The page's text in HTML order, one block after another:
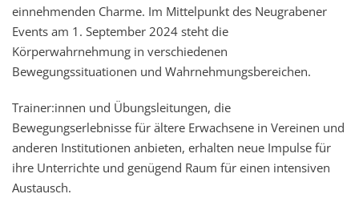
einnehmenden Charme. Im Mittelpunkt des Neugrabener
Events am 1. September 2024 steht die
Körperwahrnehmung in verschiedenen
Bewegungssituationen und Wahrnehmungsbereichen.
Trainer:innen und Übungsleitungen, die
Bewegungserlebnisse für ältere Erwachsene in Vereinen und
anderen Institutionen anbieten, erhalten neue Impulse für
ihre Unterrichte und genügend Raum für einen intensiven
Austausch.